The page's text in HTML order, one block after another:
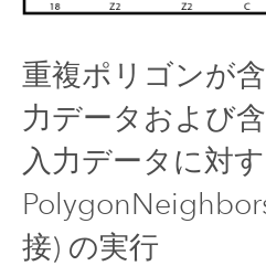
重複ポリゴンが
力データおよび
入力データに対
接) の実行